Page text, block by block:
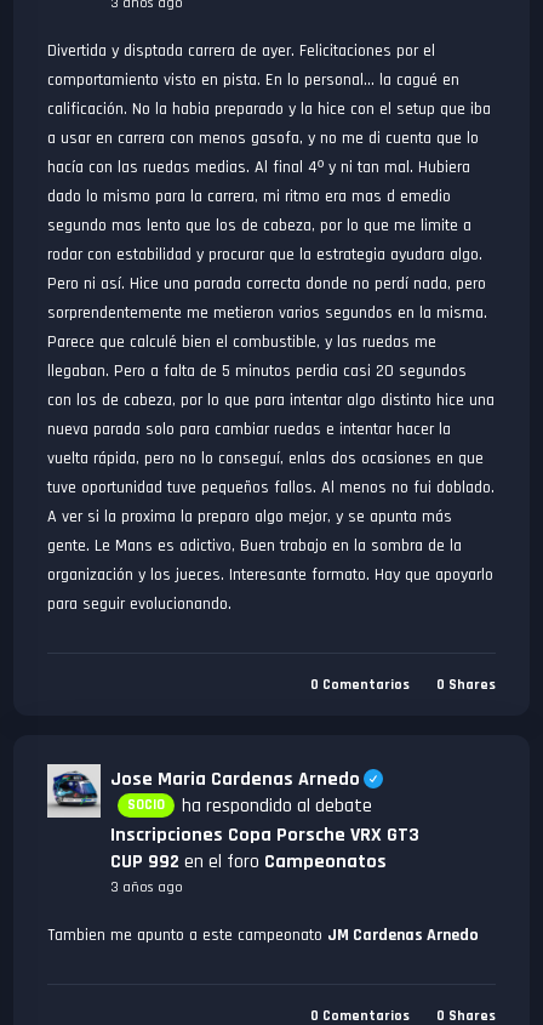
Divertida y disptada carrera de ayer. Felicitaciones por el
comportamiento visto en pista. En lo personal... la cagué en
calificación. No la habia preparado y la hice con el setup que iba
a usar en carrera con menos gasofa, y no me di cuenta que lo
hacía con las ruedas medias. Al final 4º y ni tan mal. Hubiera
dado lo mismo para la carrera, mi ritmo era mas d emedio
segundo mas lento que los de cabeza, por lo que me limite a
rodar con estabilidad y procurar que la estrategia ayudara algo.
Pero ni así. Hice una parada correcta donde no perdí nada, pero
sorprendentemente me metieron varios segundos en la misma.
Parece que calculé bien el combustible, y las ruedas me
llegaban. Pero a falta de 5 minutos perdia casi 20 segundos
con los de cabeza, por lo que para intentar algo distinto hice una
nueva parada solo para cambiar ruedas e intentar hacer la
vuelta rápida, pero no lo conseguí, enlas dos ocasiones en que
tuve oportunidad tuve pequeños fallos. Al menos no fui doblado.
A ver si la proxima la preparo algo mejor, y se apunta más
gente. Le Mans es adictivo, Buen trabajo en la sombra de la
organización y los jueces. Interesante formato. Hay que apoyarlo
para seguir evolucionando.
0 Comentarios 0 Shares
Jose Maria Cardenas Arnedo
SOCIO
ha respondido al debate
Inscripciones Copa Porsche VRX GT3
CUP 992 en el foro Campeonatos
3 años ago
Tambien me apunto a este campeonato JM Cardenas Arnedo
0 Comentarios 0 Shares